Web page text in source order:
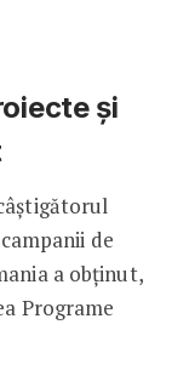
și
de
a obținut,
Programe